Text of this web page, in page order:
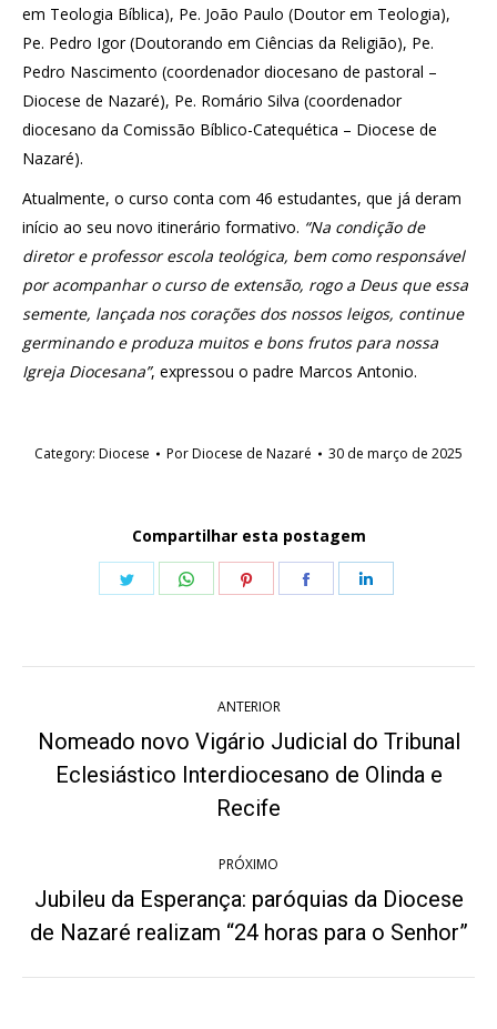
em Teologia Bíblica), Pe. João Paulo (Doutor em Teologia),
Pe. Pedro Igor (Doutorando em Ciências da Religião), Pe.
Pedro Nascimento (coordenador diocesano de pastoral –
Diocese de Nazaré), Pe. Romário Silva (coordenador
diocesano da Comissão Bíblico-Catequética – Diocese de
Nazaré).
Atualmente, o curso conta com 46 estudantes, que já deram
início ao seu novo itinerário formativo. “Na condição de
diretor e professor escola teológica, bem como responsável
por acompanhar o curso de extensão, rogo a Deus que essa
semente, lançada nos corações dos nossos leigos, continue
germinando e produza muitos e bons frutos para nossa
Igreja Diocesana”, expressou o padre Marcos Antonio.
Category: Diocese PorDiocese de Nazaré 30 de março de 2025
Compartilhar esta postagem
Share
Share
Share
Share
de
post:
ANTERIOR
Post
anterior:
Nomeado novo Vigário Judicial do Tribunal
Eclesiástico Interdiocesano de Olinda e
Recife
PRÓXIMO
Próximo
post:
Jubileu da Esperança: paróquias da Diocese
de Nazaré realizam “24 horas para o Senhor”